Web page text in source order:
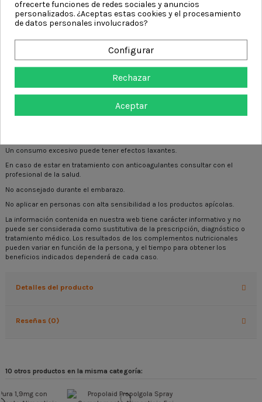
Instrucciones de uso:
Agitar bien antes de usar, aplicar 3 o 4 veces al día.
Los complementos alimenticios no deben utilizarse como sustitutos de una
Un consumo excesivo puede tener efectos laxantes.
En caso de estar en tratamiento con anticoagulantes consultar con el
profesional de la salud.
No aconsejado durante el embarazo.
No aplicar en personas con alta sensibilidad a los productos apícolas.
La información contenida en nuestra web tiene carácter informativo y no
puede ser considerada como sustitutiva de la prescripción, diagnóstico o
tratamiento médico. Los resultados de los complementos nutricionales
pueden variar en función de la persona, y el tiempo para obtener los
beneficios indicados dependerá de cada caso.
Detalles del producto
Reseñas (0)
10 otros productos en la misma categoría:
ofrecerte funciones de redes sociales y anuncios
personalizados. ¿Aceptas estas cookies y el procesamiento
de datos personales involucrados?
Configurar
Rechazar
Aceptar